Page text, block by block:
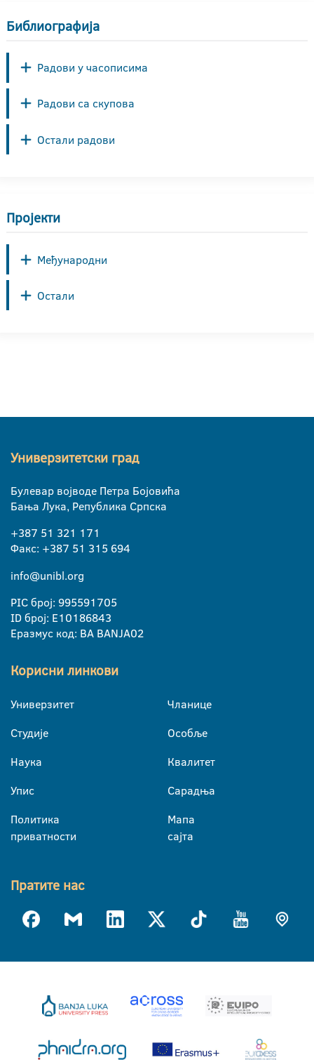
Библиографија
Радови у часописима
Радови са скупова
Остали радови
Пројекти
Међународни
Остали
Универзитетски град
Булевар војводе Петра Бојовића
Бања Лука, Република Српска
+387 51 321 171
Факс: +387 51 315 694
info@unibl.org
PIC број: 995591705
ID број: E10186843
Еразмус код: BA BANJA02
Корисни линкови
Универзитет
Студије
Наука
Упис
Политика
приватности
Чланице
Особље
Квалитет
Сарадња
Мапа
сајта
Пратите нас